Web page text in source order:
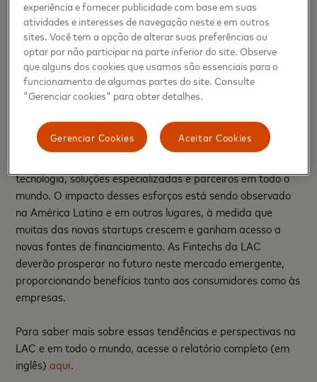
com as americanasGoldman Sachs,QED Investors
Redpoint Ventures, e a japonesaSoftbank, que anunciou
em 2019 um fundo de tecnologia de US$ 5 bilhões focado
na América Latina e Caribe.
As startups e Fintechs mais promissoras do mundo hoje
meio do premiado programa Start Path, a Mastercard
habilita as startups de tecnologia em estágio avançado a
tecnologia, soluções especializadas e parceiros em todo o
mundo. O impacto desses esforços está sendo observado
na América Latina e em outros lugares, à medida que
muitas das novas startups crescem e ganham acesso a
novas fontes de financiamento. As Fintechs da LAC
deverão prosperar no futuro neste mercado emergente,
proporcionando benefícios tanto aos consumidores como às
empresas.
Para saber mais sobre essas tendências e perspectivas na
LAC e em todo o mundo, acesse o relatório completo (em
inglês)aqui.
experiência e fornecer publicidade com base em suas
atividades e interesses de navegação neste e em outros
sites. Você tem a opção de alterar suas preferências ou
optar por não participar na parte inferior do site. Observe
que alguns dos cookies que usamos são essenciais para o
funcionamento de algumas partes do site. Consulte
"Gerenciar cookies" para obter detalhes.
Aceitar Cookies
Gerenciar Cookies